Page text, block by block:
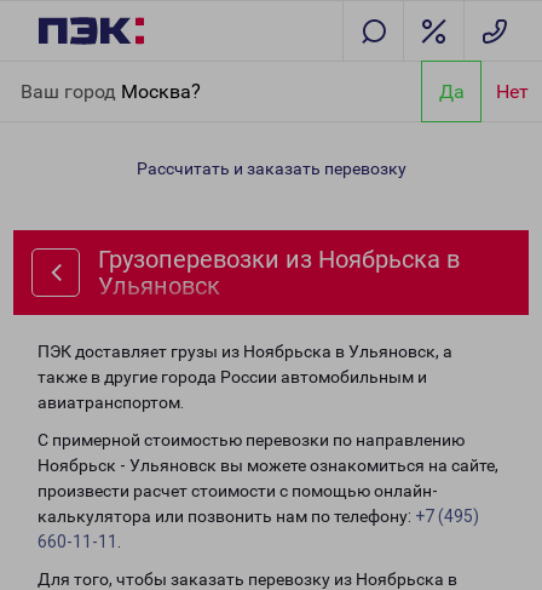
Ваш город Москва? Да Нет
Ульяновск
Рассчитать и заказать перевозку
Грузоперевозки из Ноябрьска в
Ульяновск
ПЭК доставляет грузы из Ноябрьска в Ульяновск, а
также в другие города России автомобильным и
авиатранспортом.
С примерной стоимостью перевозки по направлению
Ноябрьск - Ульяновск вы можете ознакомиться на сайте,
произвести расчет стоимости с помощью онлайн-
калькулятора или позвонить нам по телефону: +7 (495)
660-11-11
Для того, чтобы заказать перевозку из Ноябрьска в